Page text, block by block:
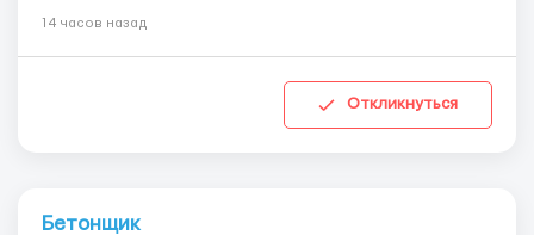
14 часов назад
Откликнуться
Бетонщик